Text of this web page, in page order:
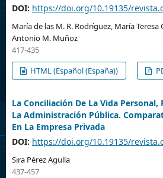
DOI: https://doi.org/10.19135/
María de las M. R. Rodríguez, María Teresa
Antonio M. Muñoz
417-435
HTML (Español (España))
La Conciliación De La Vida
La Administración Pública.
En La Empresa Privada
DOI: https://doi.org/10.19135/
Sira Pérez Agulla
437-457